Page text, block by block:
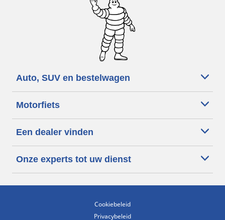
Auto, SUV en bestelwagen
Motorfiets
Een dealer vinden
Onze experts tot uw dienst
Cookiebeleid
Privacybeleid